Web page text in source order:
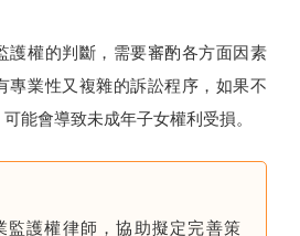
護權的判斷，需要審酌各方面因素
專業性又複雜的訴訟程序，如果不
能會導致未成年子女權利受損。
監護權律師，協助擬定完善策